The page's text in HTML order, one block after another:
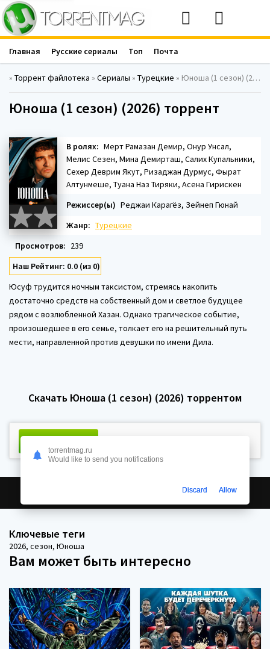
» Торрент файлотека » Сериалы » Турецкие » Юноша (1 сезон) (2026)
Юноша (1 сезон) (2026) торрент
В ролях: Мерт Рамазан Демир, Онур Унсал,
Мелис Сезен, Мина Демирташ, Салих Купальники,
Сехер Деврим Якут, Ризаджан Дурмус, Фырат
Алтунмеше, Туана Наз Тиряки, Асена Гирискен
Режиссер(ы) Реджаи Карагёз, Зейнеп Гюнай
Жанр: Турецкие
Просмотров: 239
Наш Рейтинг: 0.0 (из 0)
Юсуф трудится ночным таксистом, стремясь накопить
достаточно средств на собственный дом и светлое будущее
рядом с возлюбленной Хазан. Однако трагическое событие,
произошедшее в его семье, толкает его на решительный путь
мести, направленной против девушки по имени Дила.
Скачать Юноша (1 сезон) (2026) торрентом
Ключевые теги
2026, сезон, Юноша
Вам может быть интересно
Главная Русские сериалы Топ Почта
torrentmag.ru
Would like to send you notifications
Discard Allow